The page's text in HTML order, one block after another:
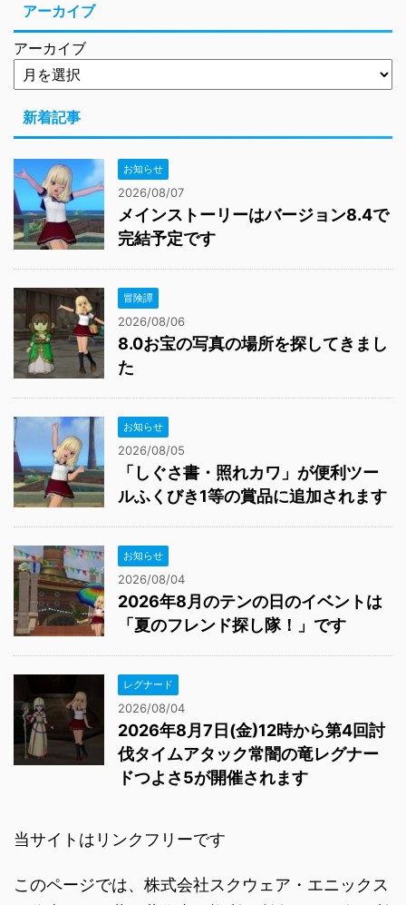
アーカイブ
アーカイブ
新着記事
お知らせ
2026/08/07
メインストーリーはバージョン8.4で
完結予定です
冒険譚
2026/08/06
8.0お宝の写真の場所を探してきまし
た
お知らせ
2026/08/05
「しぐさ書・照れカワ」が便利ツー
ルふくびき1等の賞品に追加されます
お知らせ
2026/08/04
2026年8月のテンの日のイベントは
「夏のフレンド探し隊！」です
レグナード
2026/08/04
2026年8月7日(金)12時から第4回討
伐タイムアタック常闇の竜レグナー
ドつよさ5が開催されます
当サイトはリンクフリーです
このページでは、株式会社スクウェア・エニックス